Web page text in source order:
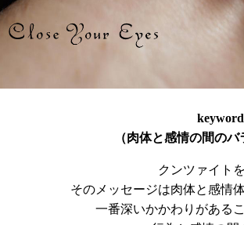
keyword
（肉体と感情の間のバ
クンツァイト
そのメッセージは肉体と感情
一番深いかかわりがある